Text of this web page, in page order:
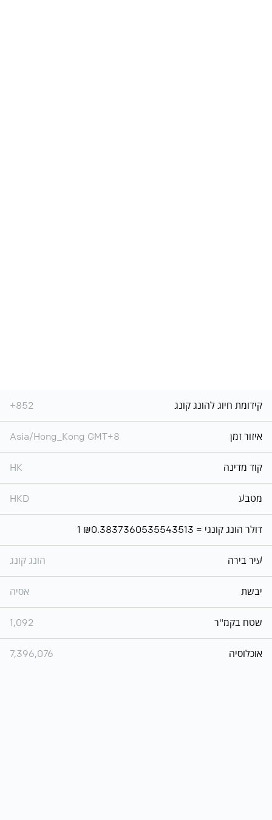
קידומת חיוג להונג קונג +852
איזור זמן Asia/Hong_Kong GMT+8
קוד מדינה HK
מטבע HKD
1 דולר הונג קונגי = ₪0.3837360535543513
עיר בירה הונג קונג
יבשת אסיה
שטח בקמ"ר 1,092
אוכלוסיה 7,396,076